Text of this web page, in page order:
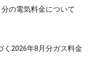
の電気料金について
く2026年8月分ガス料金